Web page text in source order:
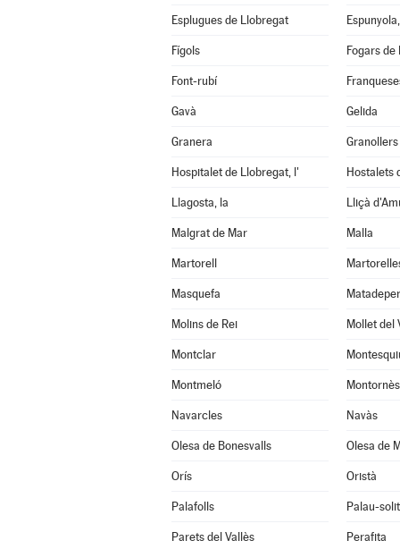
Esplugues de Llobregat
Fígols Fogars de
Font-rubí
Gavà Gelida
Granera Granollers
Hospitalet de Llobregat, l' Hostalets
Llagosta, la Lliçà
Malgrat de Mar Malla
Martorell
Masquefa
Molins de Rei Mollet del
Montclar
Montmeló
Navarcles Navàs
Olesa de Bonesvalls Olesa de
Orís Oristà
Palafolls Palau-
Parets del Vallès Perafita